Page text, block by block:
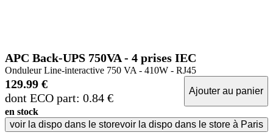
APC Back-UPS 750VA - 4 prises IEC
Onduleur Line-interactive 750 VA - 410W - RJ45
129.99 €
dont ECO part: 0.84 €
Ajouter au panier
en stock
voir la dispo dans le storevoir la dispo dans le store à Paris